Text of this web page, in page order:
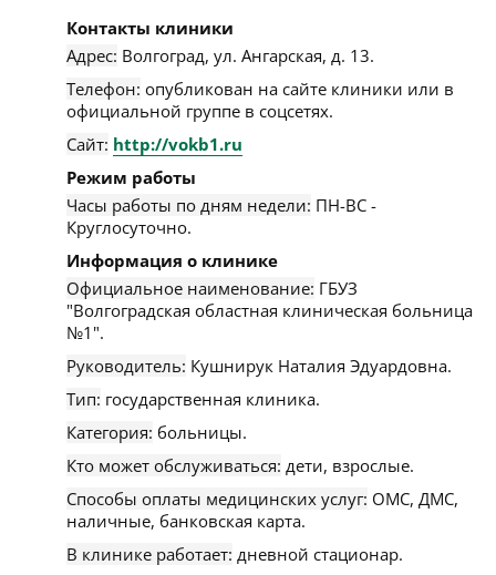
Контакты клиники
Адрес: Волгоград, ул. Ангарская, д. 13.
Телефон: опубликован на сайте клиники или в
официальной группе в соцсетях.
Сайт: http://vokb1.ru
Режим работы
Часы работы по дням недели: ПН-ВС -
Круглосуточно.
Информация о клинике
Официальное наименование: ГБУЗ
"Волгоградская областная клиническая больница
№1".
Руководитель: Кушнирук Наталия Эдуардовна.
Тип: государственная клиника.
Категория: больницы.
Кто может обслуживаться: дети, взрослые.
Способы оплаты медицинских услуг: ОМС, ДМС,
наличные, банковская карта.
В клинике работает: дневной стационар.